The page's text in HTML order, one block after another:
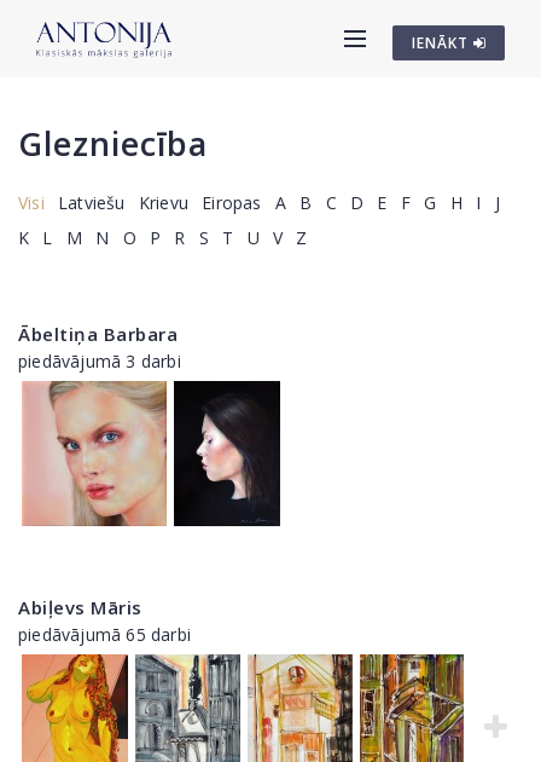
IENĀKT
Glezniecība
Visi Latviešu Krievu Eiropas A B C D E F G H I
J
K
L M N O P R S T U V Z
Ābeltiņa Barbara
piedāvājumā 3 darbi
Abiļevs Māris
piedāvājumā 65 darbi